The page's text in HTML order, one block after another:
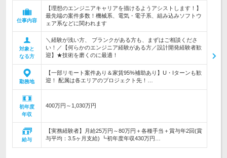
仕事内容
【理想のエンジニアキャリアを描けるようアシストします！】
最先端の案件多数！機械系、電気・電子系、組み込みソフトウ
ェア系などに関われます
対象と
なる方
＼経験が浅い方、 ブランクがある方も、まずはご相談くださ
い！／【何らかのエンジニア経験がある方／設計開発経験者歓
迎】★技術を磨くのに最適！
勤務地
【一部リモート案件あり＆家賃95%補助あり】U・Iターンも歓
迎！ 配属は各エリアのプロジェクト先！…
初年度
年収
400万円～1,030万円
給与
【実務経験者】月給25万円～80万円＋各種手当＋賞与年2回(賞
与平均：3.5ヶ月支給) ┗初年度年収430万円…